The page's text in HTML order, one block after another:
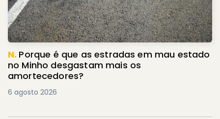
N. Porque é que as estradas em mau estado
no Minho desgastam mais os
amortecedores?
6 agosto 2026